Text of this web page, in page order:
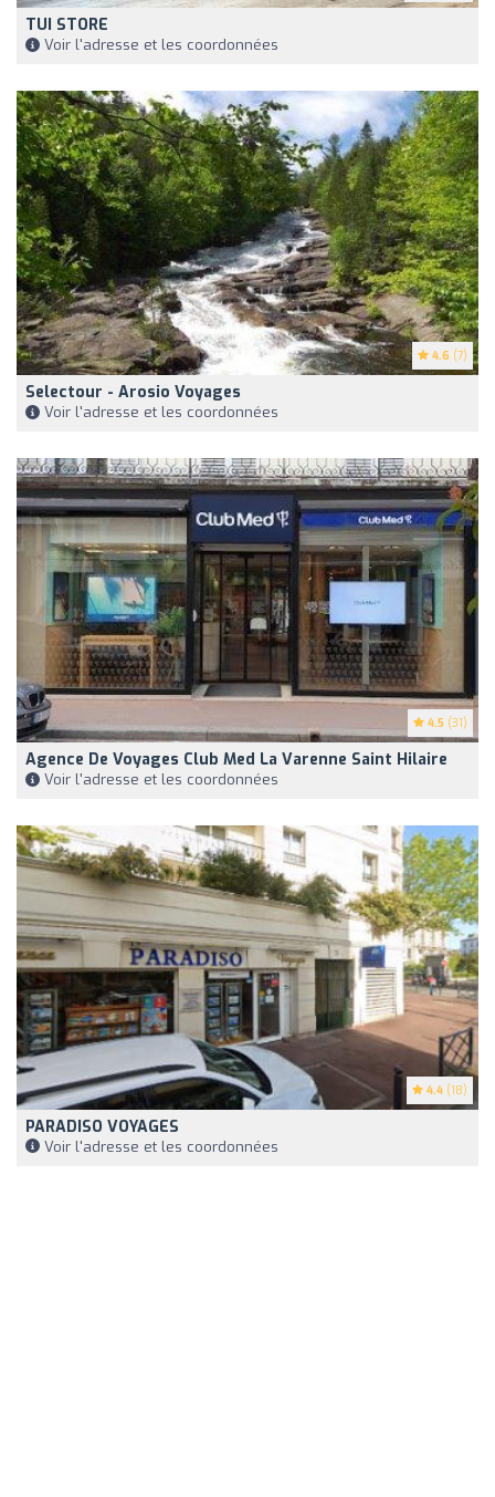
TUI STORE
Voir l'adresse et les coordonnées
4.6 (7)
Selectour - Arosio Voyages
Voir l'adresse et les coordonnées
4.5 (31)
Agence De Voyages Club Med La Varenne Saint Hilaire
Voir l'adresse et les coordonnées
4.4 (18)
PARADISO VOYAGES
Voir l'adresse et les coordonnées